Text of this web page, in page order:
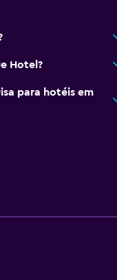
Hotel?
para hotéis em